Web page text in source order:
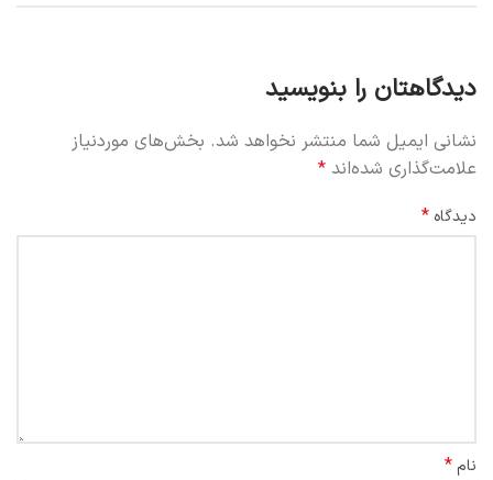
دیدگاهتان را بنویسید
نشانی ایمیل شما منتشر نخواهد شد. بخش‌های موردنیاز
علامت‌گذاری شده‌اند *
دیدگاه *
نام *